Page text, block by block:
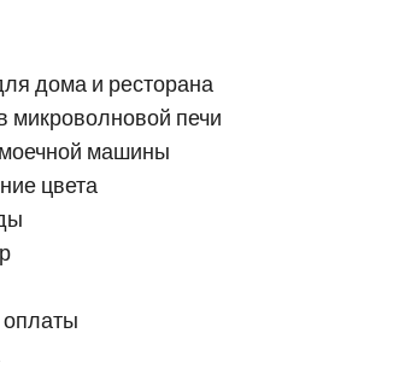
дома и ресторана
микроволновой печи
машины
цвета
оплаты